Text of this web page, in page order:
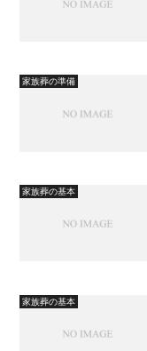
家族葬の準備
家族葬の基本
家族葬の基本